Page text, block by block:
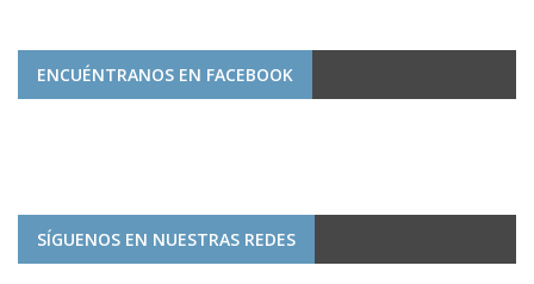
ENCUÉNTRANOS EN FACEBOOK
SÍGUENOS EN NUESTRAS REDES